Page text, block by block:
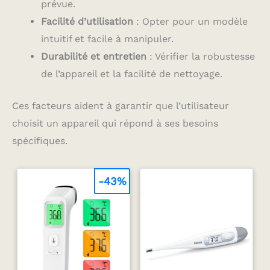
prévue.
Facilité d’utilisation : Opter pour un modèle
intuitif et facile à manipuler.
Durabilité et entretien : Vérifier la robustesse
de l’appareil et la facilité de nettoyage.
Ces facteurs aident à garantir que l’utilisateur
choisit un appareil qui répond à ses besoins
spécifiques.
-43%